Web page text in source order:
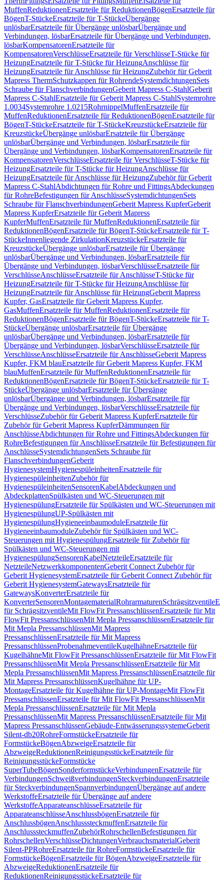
MuffenReduktionenErsatzteile für ReduktionenBögenErsatzteile für
BögenT-StückeErsatzteile für T-StückeÜbergänge
unlösbarErsatzteile für Übergänge unlösbarÜbergänge und
Verbindungen, lösbarErsatzteile für Übergänge und Verbindungen,
lösbarKompensatorenErsatzteile für
KompensatorenVerschlüsseErsatzteile für VerschlüsseT-Stücke für
HeizungErsatzteile für T-Stücke für HeizungAnschlüsse für
HeizungErsatzteile für Anschlüsse für HeizungZubehör für Geberit
Mapress ThermSchutzkappen für RohrendeSystemdichtungenSets
Schraube für FlanschverbindungenGeberit Mapress C-StahlGeberit
Mapress C-StahlErsatzteile für Geberit Mapress C-StahlSystemrohre
1.0034Systemrohre 1.0215RohrnippelMuffenErsatzteile für
MuffenReduktionenErsatzteile für ReduktionenBögenErsatzteile für
BögenT-StückeErsatzteile für T-StückeKreuzstückeErsatzteile für
KreuzstückeÜbergänge unlösbarErsatzteile für Übergänge
unlösbarÜbergänge und Verbindungen, lösbarErsatzteile für
Übergänge und Verbindungen, lösbarKompensatorenErsatzteile für
KompensatorenVerschlüsseErsatzteile für VerschlüsseT-Stücke für
HeizungErsatzteile für T-Stücke für HeizungAnschlüsse für
HeizungErsatzteile für Anschlüsse für HeizungZubehör für Geberit
Mapress C-StahlAbdichtungen für Rohre und FittingsAbdeckungen
für RohreBefestigungen für AnschlüsseSystemdichtungenSets
Schraube für FlanschverbindungenGeberit Mapress KupferGeberit
Mapress KupferErsatzteile für Geberit Mapress
KupferMuffenErsatzteile für MuffenReduktionenErsatzteile für
ReduktionenBögenErsatzteile für BögenT-StückeErsatzteile für T-
StückeInnenliegende ZirkulationKreuzstückeErsatzteile für
KreuzstückeÜbergänge unlösbarErsatzteile für Übergänge
unlösbarÜbergänge und Verbindungen, lösbarErsatzteile für
Übergänge und Verbindungen, lösbarVerschlüsseErsatzteile für
VerschlüsseAnschlüsseErsatzteile für AnschlüsseT-Stücke für
HeizungErsatzteile für T-Stücke für HeizungAnschlüsse für
HeizungErsatzteile für Anschlüsse für HeizungGeberit Mapress
Kupfer, GasErsatzteile für Geberit Mapress Kupfer,
GasMuffenErsatzteile für MuffenReduktionenErsatzteile für
ReduktionenBögenErsatzteile für BögenT-StückeErsatzteile für T-
StückeÜbergänge unlösbarErsatzteile für Übergänge
unlösbarÜbergänge und Verbindungen, lösbarErsatzteile für
Übergänge und Verbindungen, lösbarVerschlüsseErsatzteile für
VerschlüsseAnschlüsseErsatzteile für AnschlüsseGeberit Mapress
Kupfer, FKM blauErsatzteile für Geberit Mapress Kupfer, FKM
blauMuffenErsatzteile für MuffenReduktionenErsatzteile für
ReduktionenBögenErsatzteile für BögenT-StückeErsatzteile für T-
StückeÜbergänge unlösbarErsatzteile für Übergänge
unlösbarÜbergänge und Verbindungen, lösbarErsatzteile für
Übergänge und Verbindungen, lösbarVerschlüsseErsatzteile für
VerschlüsseZubehör für Geberit Mapress KupferErsatzteile für
Zubehör für Geberit Mapress KupferDämmungen für
AnschlüsseAbdichtungen für Rohre und FittingsAbdeckungen für
RohreBefestigungen für AnschlüsseErsatzteile für Befestigungen für
AnschlüsseSystemdichtungenSets Schraube für
FlanschverbindungenGeberit
HygienesystemHygienespüleinheitenErsatzteile für
HygienespüleinheitenZubehör für
HygienespüleinheitenSensorenKabelAbdeckungen und
AbdeckplattenSpülkästen und WC-Steuerungen mit
HygienespülungErsatzteile für Spülkästen und WC-Steuerungen mit
HygienespülungUP-Spülkästen mit
HygienespülungHygieneeinbaumoduleErsatzteile für
HygieneeinbaumoduleZubehör für Spülkästen und WC-
Steuerungen mit HygienespülungErsatzteile für Zubehör für
Spülkästen und WC-Steuerungen mit
HygienespülungSensorenKabelNetzteileErsatzteile für
NetzteileNetzwerkkomponentenGeberit Connect Zubehör für
Geberit HygienesystemErsatzteile für Geberit Connect Zubehör für
Geberit HygienesystemGatewaysErsatzteile für
GatewaysKonverterErsatzteile für
KonverterSensorenMontagematerialRohrarmaturenSchrägsitzventile
für SchrägsitzventileMit FlowFit PressanschlüssenErsatzteile für Mit
FlowFit PressanschlüssenMit Mepla PressanschlüssenErsatzteile für
Mit Mepla PressanschlüssenMit Mapress
PressanschlüssenErsatzteile für Mit Mapress
PressanschlüssenProbenahmeventileKugelhähneErsatzteile für
KugelhähneMit FlowFit PressanschlüssenErsatzteile für Mit FlowFit
PressanschlüssenMit Mepla PressanschlüssenErsatzteile für Mit
Mepla PressanschlüssenMit Mapress PressanschlüssenErsatzteile für
Mit Mapress PressanschlüssenKugelhähne für UP-
MontageErsatzteile für Kugelhähne für UP-MontageMit FlowFit
PressanschlüssenErsatzteile für Mit FlowFit PressanschlüssenMit
Mepla PressanschlüssenErsatzteile für Mit Mepla
PressanschlüssenMit Mapress PressanschlüssenErsatzteile für Mit
Mapress PressanschlüssenGebäude-EntwässerungssystemeGeberit
Silent-db20RohreFormstückeErsatzteile für
FormstückeBögenAbzweigeErsatzteile für
AbzweigeReduktionenReinigungsstückeErsatzteile für
ReinigungsstückeFormstücke
SuperTubeBögenSonderformstückeVerbindungenErsatzteile für
VerbindungenSchweißverbindungenSteckverbindungenErsatzteile
für SteckverbindungenSpannverbindungenÜbergänge auf andere
WerkstoffeErsatzteile für Übergänge auf andere
WerkstoffeApparateanschlüsseErsatzteile für
ApparateanschlüsseAnschlussbögenErsatzteile für
AnschlussbögenAnschlusssteckmuffenErsatzteile für
AnschlusssteckmuffenZubehörRohrschellenBefestigungen für
RohrschellenVerschlüsseDichtungenVerbrauchsmaterialGeberit
Silent-PPRohreErsatzteile für RohreFormstückeErsatzteile für
FormstückeBögenErsatzteile für BögenAbzweigeErsatzteile für
AbzweigeReduktionenErsatzteile für
ReduktionenReinigungsstückeErsatzteile für